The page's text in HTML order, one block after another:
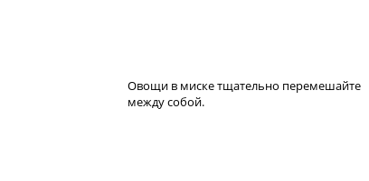
Овощи в миске тщательно перемешайте
между собой.